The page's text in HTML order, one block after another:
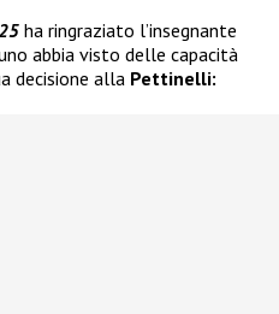
ha ringraziato l’insegnante
abbia visto delle capacità
decisione alla Pettinelli: